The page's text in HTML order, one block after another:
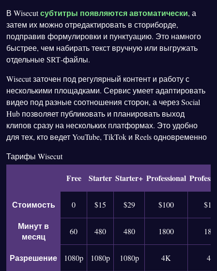
В Wisecutсубтитры появляются автоматически, а
затем их можно отредактировать в сториборде,
подправив формулировки и пунктуацию. Это намного
быстрее, чем набирать текст вручную или выгружать
отдельные SRT‑файлы.
Wisecut заточен под регулярный контент и работу с
несколькими площадками. Сервис умеет адаптировать
видео под разные соотношения сторон, а через Social
Hub позволяет публиковать и планировать выход
клипов сразу на нескольких платформах. Это удобно
для тех, кто ведет YouTube, TikTok и Reels одновременно
Тарифы Wisecut
Free Starter Starter+ Professional
Стоимость 0 $15 $29 $100
Минут в
месяц
60 480 480 1800
Разрешение 1080p 1080p 1080p 4K 4K